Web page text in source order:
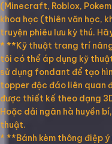
(Minecraft, Roblox,
khoa học (thiên văn học,
truyện phiêu lưu kỳ thú.
* **Kỹ thuật trang trí nâng
tôi có thể áp dụng kỹ
sử dụng fondant để tạo
topper độc đáo liên quan
được thiết kế theo dạng
Hoặc dải ngân hà huyền
thuật.
* **Bánh kèm thông điệp ý